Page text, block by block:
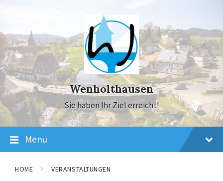
navigation
Wenholthausen
Sie haben Ihr Ziel erreicht!
Menu
HOME VERANSTALTUNGEN